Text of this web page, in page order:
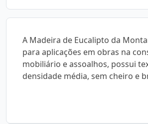
A Madeira de Eucalipto da
para aplicações em obras na
mobiliário e assoalhos, possui
densidade média, sem cheiro e